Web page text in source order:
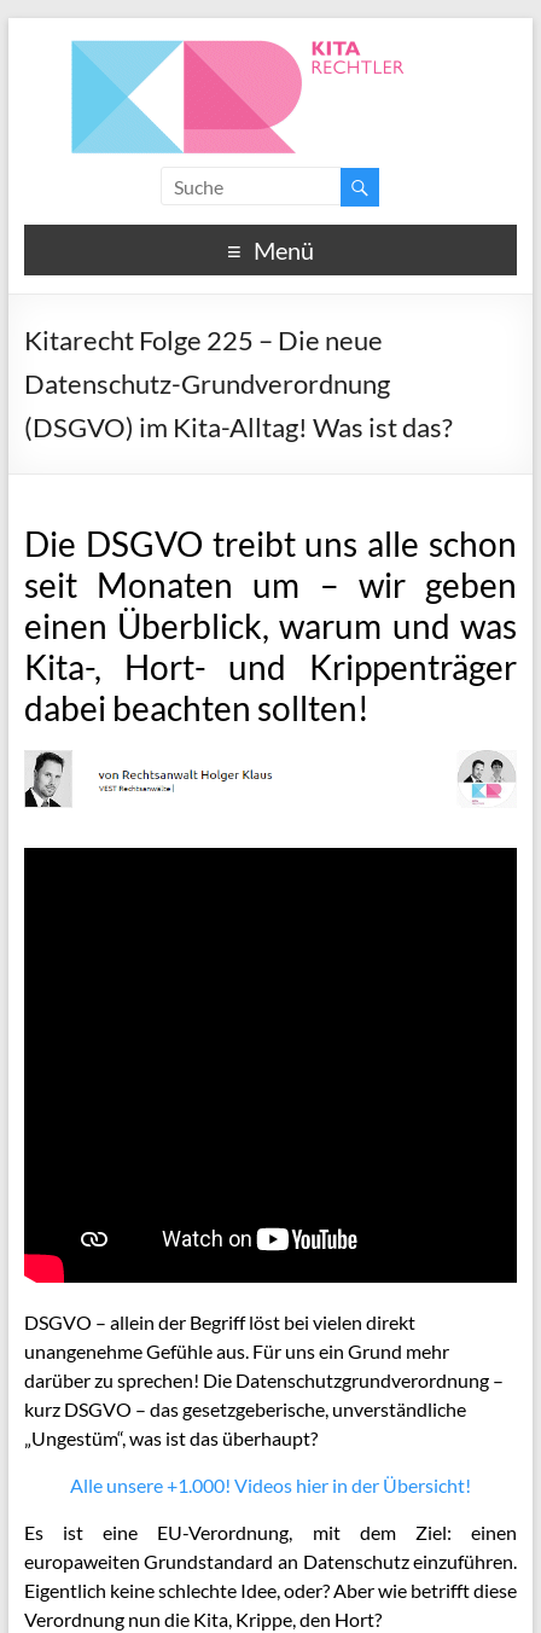
Menü
Kitarecht Folge 225 – Die neue
Datenschutz-Grundverordnung
(DSGVO) im Kita-Alltag! Was ist das?
Die DSGVO treibt uns alle schon
seit Monaten um – wir geben
einen Überblick, warum und was
Kita-, Hort- und Krippenträger
dabei beachten sollten!
DSGVO – allein der Begriff löst bei vielen direkt
unangenehme Gefühle aus. Für uns ein Grund mehr
darüber zu sprechen! Die Datenschutzgrundverordnung –
kurz DSGVO – das gesetzgeberische, unverständliche
„Ungestüm“, was ist das überhaupt?
Alle unsere +1.000! Videos hier in der Übersicht!
Es ist eine EU-Verordnung, mit dem Ziel: einen
europaweiten Grundstandard an Datenschutz einzuführen.
Eigentlich keine schlechte Idee, oder? Aber wie betrifft diese
Verordnung nun die Kita, Krippe, den Hort?